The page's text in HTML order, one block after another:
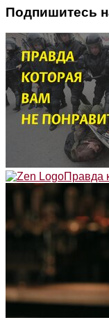
Подпишитесь
Правда